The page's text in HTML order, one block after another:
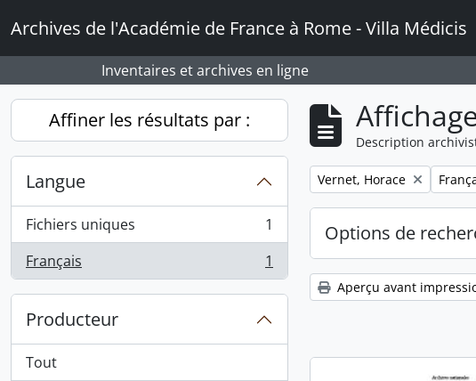
Archives de l'Académie de France à Rome - Villa Médicis
Inventaires et archives en ligne
Affiner les résultats par :
Langue
Fichiers uniques
, 1 résultats
1
Français
, 1 résultats 1
Producteur
Tout
Description
Remove filter:
Vernet, Horace
Options de
Aperçu avant